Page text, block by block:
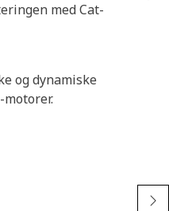
med Cat-
og dynamiske